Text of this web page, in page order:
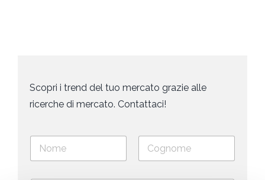
Scopri i trend del tuo mercato grazie alle
ricerche di mercato. Contattaci!
N
m